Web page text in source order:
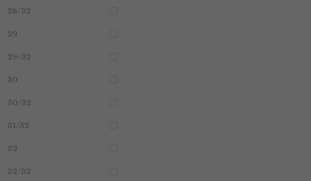
28/32
29
29/32
30
30/32
31/32
32
32/32